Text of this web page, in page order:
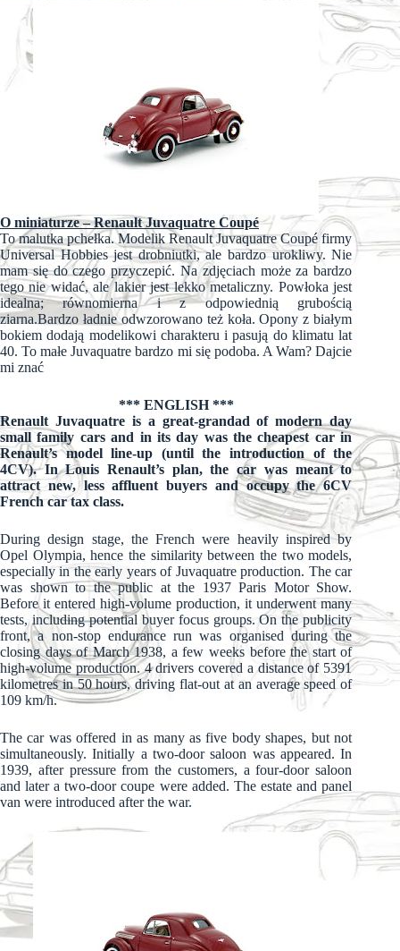
O miniaturze – Renault Juvaquatre Coupé
To malutka pchełka. Modelik Renault Juvaquatre Coupé firmy
Universal Hobbies jest drobniutki, ale bardzo urokliwy. Nie
mam się do czego przyczepić. Na zdjęciach może za bardzo
tego nie widać, ale lakier jest lekko metaliczny. Powłoka jest
idealna; równomierna i z odpowiednią grubością
ziarna.Bardzo ładnie odwzorowano też koła. Opony z białym
bokiem dodają modelikowi charakteru i pasują do klimatu lat
40. To małe Juvaquatre bardzo mi się podoba. A Wam? Dajcie
mi znać
*** ENGLISH ***
Renault Juvaquatre is a great-grandad of modern day
small family cars and in its day was the cheapest car in
Renault’s model line-up (until the introduction of the
4CV). In Louis Renault’s plan, the car was meant to
attract new, less affluent buyers and occupy the 6CV
French car tax class.
During design stage, the French were heavily inspired by
Opel Olympia, hence the similarity between the two models,
especially in the early years of Juvaquatre production. The car
was shown to the public at the 1937 Paris Motor Show.
Before it entered high-volume production, it underwent many
tests, including potential buyer focus groups. On the publicity
front, a non-stop endurance run was organised during the
closing days of March 1938, a few weeks before the start of
high-volume production. 4 drivers covered a distance of 5391
kilometres in 50 hours, driving flat-out at an average speed of
109 km/h.
The car was offered in as many as five body shapes, but not
simultaneously. Initially a two-door saloon was appeared. In
1939, after pressure from the customers, a four-door saloon
and later a two-door coupe were added. The estate and panel
van were introduced after the war.